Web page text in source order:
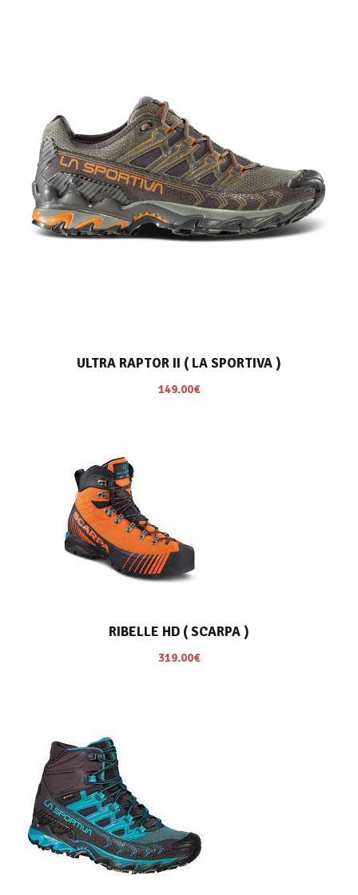
ULTRA RAPTOR II ( LA SPORTIVA )
149.00€
RIBELLE HD ( SCARPA )
319.00€